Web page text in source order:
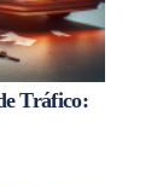
Tráfico: